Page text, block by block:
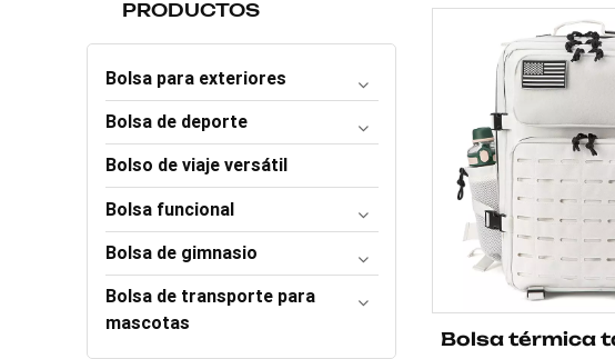
PRODUCTOS
Bolsa para exteriores
Bolsa de deporte
Bolso de viaje versátil
Bolsa funcional
Bolsa de gimnasio
Bolsa de transporte para
mascotas